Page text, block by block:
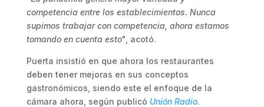
competencia entre los establecimientos. Nunca
supimos trabajar con competencia, ahora estamos
tomando en cuenta esto", acotó.
Puerta insistió en que ahora los restaurantes
deben tener mejoras en sus conceptos
gastronómicos, siendo este el enfoque de la
cámara ahora, según publicó Unión Radio.